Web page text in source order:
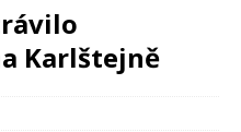
Karlštejně